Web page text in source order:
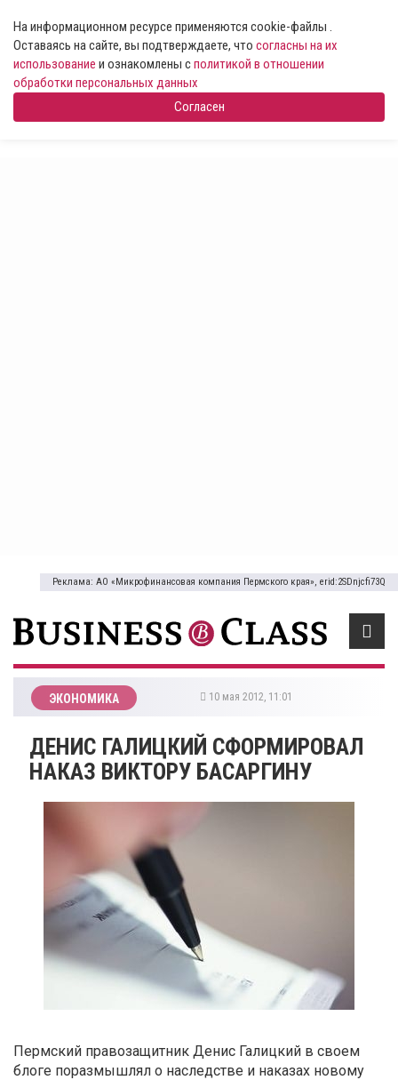
На информационном ресурсе применяются cookie-файлы .
Оставаясь на сайте, вы подтверждаете, что согласны на их
использование и ознакомлены сполитикой в отношении
обработки персональных данных
Согласен
Реклама: АО «Микрофинансовая компания Пермского края», erid:2SDnjcfi73Q
ЭКОНОМИКА 10 мая 2012, 11:01
ДЕНИС ГАЛИЦКИЙ СФОРМИРОВАЛ
НАКАЗ ВИКТОРУ БАСАРГИНУ
Пермский правозащитник Денис Галицкий в своем
блоге поразмышлял о наследстве и наказах новому